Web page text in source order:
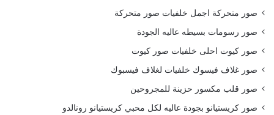
صور متحركة اجمل خلفيات صور متحركة
صور رسومات بسيطه عاليه الجودة
صور كيوت احلى خلفيات صور كيوت
صور غلاف فيسوك خلفيات لغلاف فيسبوك
صور قلب مكسور حزينة للمجروحين
صور كريستيانو بجودة عاليه لكل محبي كريستيانو رونالدو